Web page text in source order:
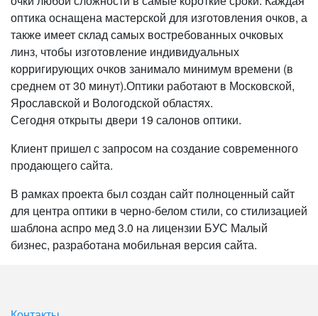
оптика оснащена мастерской для изготовления очков, а
также имеет склад самых востребованных очковых
линз, чтобы изготовление индивидуальных
корригирующих очков занимало минимум времени (в
среднем от 30 минут).Оптики работают в Московской,
Ярославской и Вологодской областях.
Сегодня открыты двери 19 салонов оптики.
Клиент пришел с запросом на создание современного
продающего сайта.
В рамках проекта был создан сайт полноценный сайт
для центра оптики в черно-белом стили, со стилизацией
шаблона аспро мед 3.0 на лицензии БУС Малый
бизнес, разработана мобильная версия сайта.